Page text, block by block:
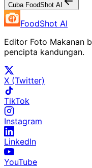
Cuba FoodShot AI
FoodShot AI
Editor Foto Makanan
pencipta kandungan.
X (Twitter)
TikTok
Instagram
LinkedIn
YouTube